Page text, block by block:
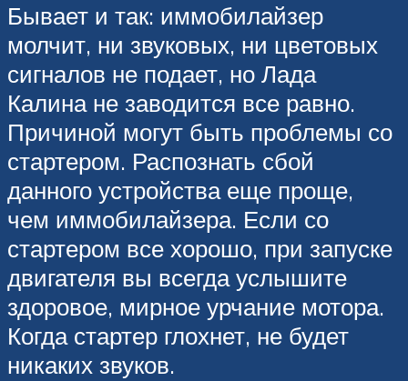
Бывает и так: иммобилайзер
молчит, ни звуковых, ни цветовых
сигналов не подает, но Лада
Калина не заводится все равно.
Причиной могут быть проблемы со
стартером. Распознать сбой
данного устройства еще проще,
чем иммобилайзера. Если со
стартером все хорошо, при запуске
двигателя вы всегда услышите
здоровое, мирное урчание мотора.
Когда стартер глохнет, не будет
никаких звуков.